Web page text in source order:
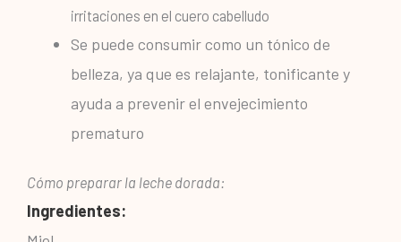
irritaciones en el cuero cabelludo
Se puede consumir como un tónico de
belleza, ya que es relajante, tonificante y
ayuda a prevenir el envejecimiento
prematuro
Cómo preparar la leche dorada:
Ingredientes: